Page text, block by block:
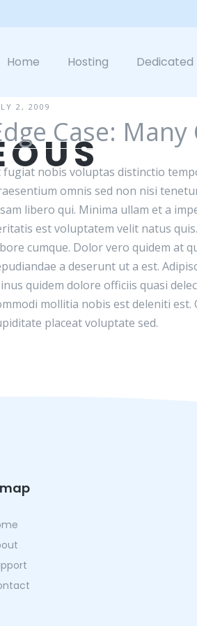
Home Hosting Dedicated
2, 2009
Case:
fugiat nobis voluptas distinctio
omnis sed non nisi
libero qui. Minima ullam et a
est voluptatem velit natus
cumque. Dolor vero quidem at
a deserunt ut a est.
quidem dolore officiis quasi
mollitia nobis est deleniti est.
placeat voluptate sed.